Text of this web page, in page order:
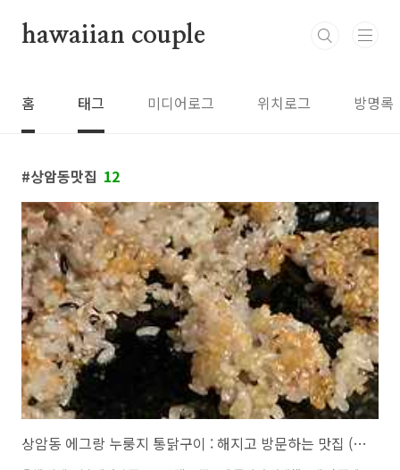
hawaiian couple
홈 태그 미디어로그 위치로그 방명록
상암동맛집 12
상암동 에그랑 누룽지 통닭구이 : 해지고 방문하는 맛집 (응 회식;;)